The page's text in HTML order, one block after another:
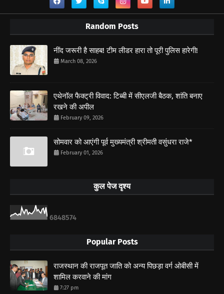
Random Posts
नींद जरूरी है साहब! टीम लीडर हारा तो पूरी पुलिस हारेगी!
March 08, 2026
एथेनॉल फैक्ट्री विवाद: टिब्बी में सीएलजी बैठक, शांति बनाए
रखने की अपील
February 09, 2026
सोमवार को आएंगी पूर्व मुख्यमंत्री श्रीमती वसुंधरा राजे*
February 01, 2026
कुल पेज दृश्य
6848574
Popular Posts
राजस्थान की राजपूत जाति को अन्य पिछड़ा वर्ग ओबीसी में
शामिल करवाने की मांग
7:27 pm